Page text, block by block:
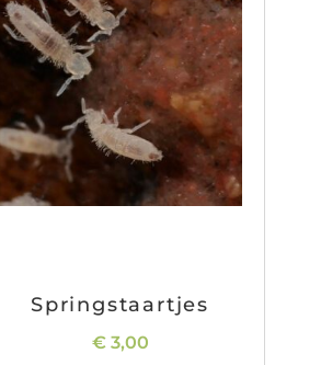
Springstaartjes
€3,00